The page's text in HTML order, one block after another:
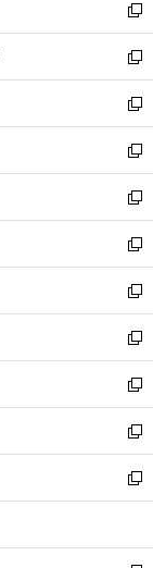
で
開
く
ド
ウ
で
開
く
新
し
い
ウ
ィ
ン
ド
ウ
で
開
く
新
し
い
ウ
ィ
ン
ド
ウ
で
開
く
新
し
い
ウ
ィ
ン
ド
ウ
で
開
く
新
し
い
ウ
ィ
ン
ド
ウ
で
開
く
新
し
い
ウ
ィ
ン
ド
ウ
で
開
く
新
し
い
ウ
ィ
ン
ド
ウ
で
開
く
新
し
い
ウ
ィ
ン
ド
ウ
で
開
新
し
い
ウ
ィ
ン
ド
ウ
開
新
し
い
ウ
ィ
ン
ウ
新
し
い
ウ
ン
新
し
ウ